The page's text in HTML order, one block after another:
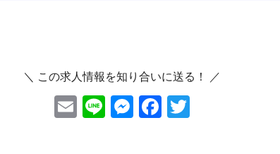
＼ この求人情報を知り合いに送る！ ／
E
Li M F